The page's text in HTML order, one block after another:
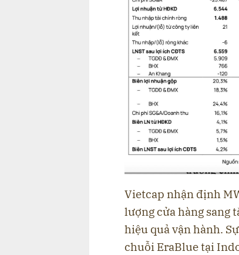
Vietcap nhận định
lượng cửa hàng sang
hiệu quả vận hành.
chuỗi EraBlue tại